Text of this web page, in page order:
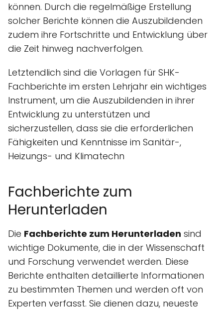
können. Durch die regelmäßige Erstellung
solcher Berichte können die Auszubildenden
zudem ihre Fortschritte und Entwicklung über
die Zeit hinweg nachverfolgen.
Letztendlich sind die Vorlagen für SHK-
Fachberichte im ersten Lehrjahr ein wichtiges
Instrument, um die Auszubildenden in ihrer
Entwicklung zu unterstützen und
sicherzustellen, dass sie die erforderlichen
Fähigkeiten und Kenntnisse im Sanitär-,
Heizungs- und Klimatechn
Fachberichte zum
Herunterladen
Die Fachberichte zum Herunterladen sind
wichtige Dokumente, die in der Wissenschaft
und Forschung verwendet werden. Diese
Berichte enthalten detaillierte Informationen
zu bestimmten Themen und werden oft von
Experten verfasst. Sie dienen dazu, neueste